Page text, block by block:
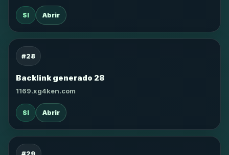
SI Abrir
#28
Backlink generado 28
1169.xg4ken.com
SI Abrir